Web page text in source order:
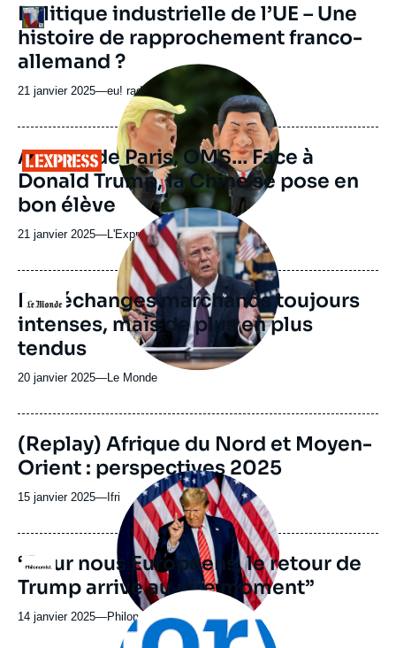
ou
émission
Logo
URL
de
Spotify
Politique industrielle de l’UE – Une
histoire de rapprochement franco-
allemand ?
21 janvier 2025—Nom
journal,
revue
ou
émission
eu! radio
Logo
Image
principale
médiatique
Accord de Paris, OMS… Face à
Donald Trump, la Chine se pose en
bon élève
21 janvier 2025—Nom
journal,
revue
ou
émission
L'Express
Logo
Image
principale
médiatique
Des échanges marchands toujours
intenses, mais de plus en plus
tendus
20 janvier 2025—Nom
journal,
ou
émission
Le Monde
(Replay) Afrique du Nord et Moyen-
Orient : perspectives 2025
15 janvier 2025— Nom
journal,
revue
ou
émission
Ifri
Logo
Image
principale
médiatique
“Pour nous Européens, le retour de
Trump arrive au pire moment”
14 janvier 2025—Nom
Philonomist
Image
principale